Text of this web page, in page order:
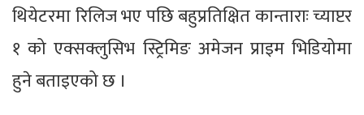
थियेटरमा रिलिज भए पछि बहुप्रतिक्षित कान्ताराः च्याप्टर
१ को एक्सक्लुसिभ स्ट्रिमिङ अमेजन प्राइम भिडियोमा
हुने बताइएको छ ।